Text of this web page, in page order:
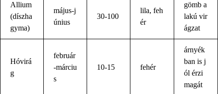
Allium
(díszha
gyma)
május-j
únius
30-100
lila, feh
ér
gömb a
lakú vir
ágzat
Hóvirá
g
február
-márciu
s
10-15 fehér
árnyék
ban is j
ól érzi
magát